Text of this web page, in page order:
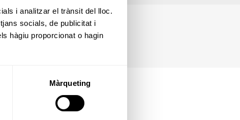
i analitzar el trànsit del lloc.
socials, de publicitat i
hàgiu proporcionat o hagin
Màrqueting